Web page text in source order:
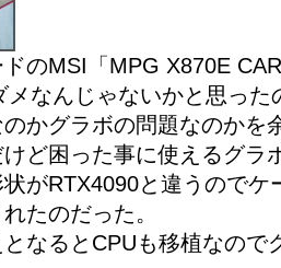
のMSI「MPG X870E
メなんじゃないかと思った
かグラボの問題なのかを
ど困った事に使えるグラ
がRTX4090と違うので
たのだった。
なるとCPUも移植なので